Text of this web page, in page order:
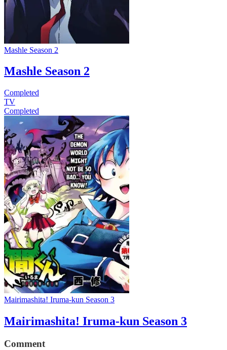
Mashle Season 2
Mashle Season 2
Completed
TV
Completed
Mairimashita! Iruma-kun Season 3
Mairimashita! Iruma-kun Season 3
Comment